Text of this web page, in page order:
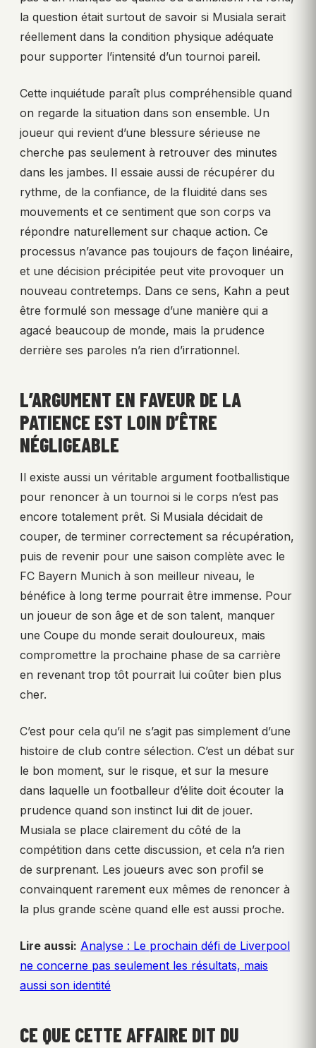
la question était surtout de savoir si Musiala serait
réellement dans la condition physique adéquate
pour supporter l’intensité d’un tournoi pareil.
Cette inquiétude paraît plus compréhensible quand
on regarde la situation dans son ensemble. Un
joueur qui revient d’une blessure sérieuse ne
cherche pas seulement à retrouver des minutes
dans les jambes. Il essaie aussi de récupérer du
rythme, de la confiance, de la fluidité dans ses
mouvements et ce sentiment que son corps va
répondre naturellement sur chaque action. Ce
processus n’avance pas toujours de façon linéaire,
et une décision précipitée peut vite provoquer un
nouveau contretemps. Dans ce sens, Kahn a peut
être formulé son message d’une manière qui a
agacé beaucoup de monde, mais la prudence
derrière ses paroles n’a rien d’irrationnel.
L’ARGUMENT EN FAVEUR DE LA
PATIENCE EST LOIN D’ÊTRE
NÉGLIGEABLE
Il existe aussi un véritable argument footballistique
pour renoncer à un tournoi si le corps n’est pas
encore totalement prêt. Si Musiala décidait de
couper, de terminer correctement sa récupération,
puis de revenir pour une saison complète avec le
FC Bayern Munich à son meilleur niveau, le
bénéfice à long terme pourrait être immense. Pour
un joueur de son âge et de son talent, manquer
une Coupe du monde serait douloureux, mais
compromettre la prochaine phase de sa carrière
en revenant trop tôt pourrait lui coûter bien plus
cher.
C’est pour cela qu’il ne s’agit pas simplement d’une
histoire de club contre sélection. C’est un débat sur
le bon moment, sur le risque, et sur la mesure
dans laquelle un footballeur d’élite doit écouter la
prudence quand son instinct lui dit de jouer.
Musiala se place clairement du côté de la
compétition dans cette discussion, et cela n’a rien
de surprenant. Les joueurs avec son profil se
convainquent rarement eux mêmes de renoncer à
la plus grande scène quand elle est aussi proche.
Lire aussi: Analyse : Le prochain défi de Liverpool
ne concerne pas seulement les résultats, mais
aussi son identité
CE QUE CETTE AFFAIRE DIT DU